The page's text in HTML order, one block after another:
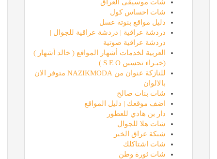
شات موسيقى العراق
شات احساس كول
دليل مواقع بنوتة عسل
دردشة عراقية | دردشة عراقية للجوال |
دردشة عراقية صوتية
العربية لخدمات أشهار المواقع ( خالد أشهار )
(خبـراء تحسين S E O )
للنازكة عنوان من NAZIKMODA متوفر الان
بالالوان
شات بنات صالح
اضف موقعك | دليل المواقع
دار بن هادي للعطور
شات هلا للجوال
شبكة عراق الخير
شات اشتاكلك
شات ثورة وطن